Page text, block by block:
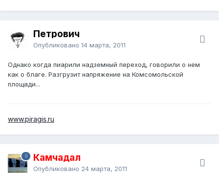
Петрович
Опубликовано 14 марта, 2011
Однако когда пиарили надземный переход, говорили о нем
как о благе. Разгрузит напряжение на Комсомольской
площади...
www.piragis.ru
Камчадал
Опубликовано 24 марта, 2011